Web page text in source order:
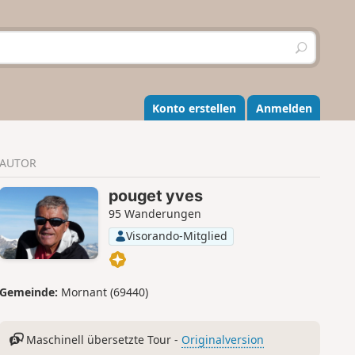
S
u
h
e
n
Konto erstellen Anmelden
AUTOR
pouget yves
95 Wanderungen
Visorando-Mitglied
Gemeinde: Mornant (69440)
Maschinell übersetzte Tour - Originalversion